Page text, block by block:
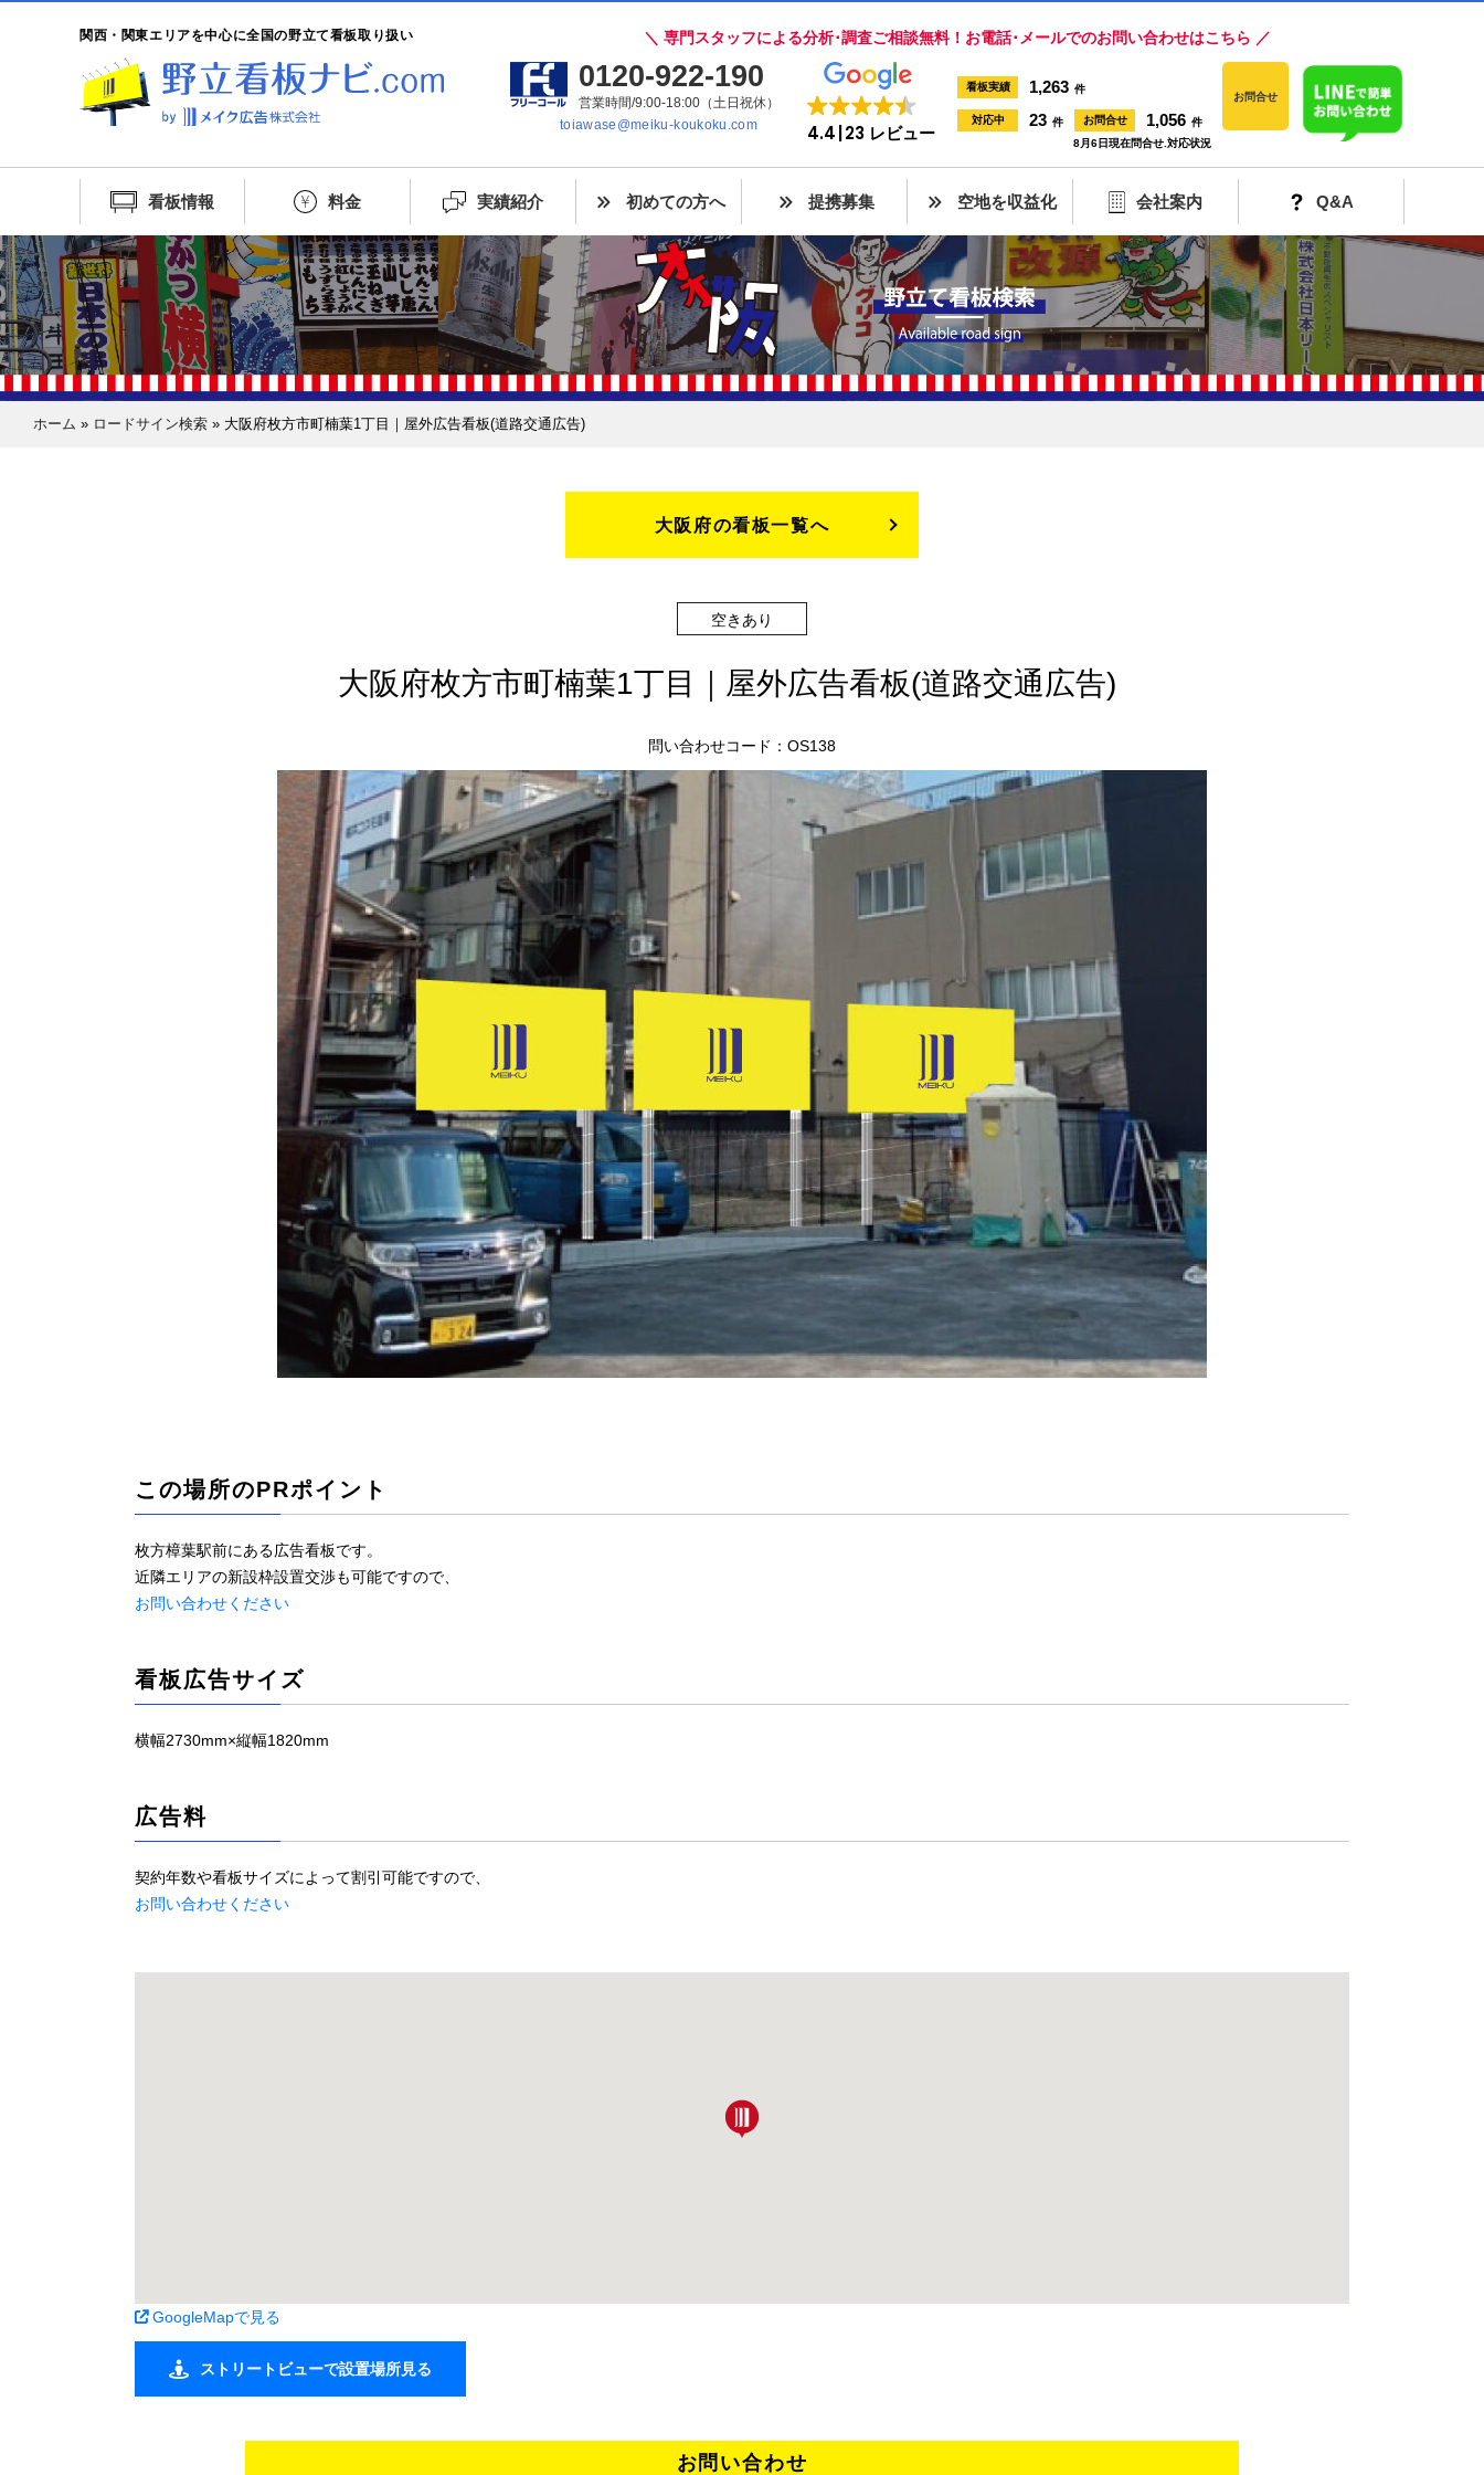
関西・関東エリアを中心に全国の野立て看板取り扱い ＼ 専門スタッフによる分析･調査ご相談無料！お電話･メールでのお問い合わせはこちら ／
0120-922-190
営業時間/9:00-18:00（土日祝休）
toiawase@meiku-koukoku.com
4.4 23 レビュー
看板実績 1,263 件
対応中 23 件 お問合せ 1,056 件
8月6日現在問合せ.対応状況
お問合せ
看板情報 料金 実績紹介 初めての方へ 提携募集 空地を収益化 会社案内 Q&A
ホーム » ロードサイン検索 » 大阪府枚方市町楠葉1丁目｜屋外広告看板(道路交通広告)
大阪府の看板一覧へ
空きあり
大阪府枚方市町楠葉1丁目｜屋外広告看板(道路交通広告)
問い合わせコード：OS138
この場所のPRポイント
枚方樟葉駅前にある広告看板です。
近隣エリアの新設枠設置交渉も可能ですので、
お問い合わせください
看板広告サイズ
横幅2730mm×縦幅1820mm
広告料
契約年数や看板サイズによって割引可能ですので、
お問い合わせください
GoogleMapで見る
ストリートビューで設置場所見る
お問い合わせ